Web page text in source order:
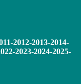
2012-2013-2014-
2023-2024-2025-